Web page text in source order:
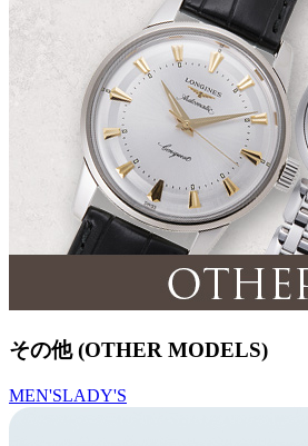
その他 (OTHER MODELS)
MEN'SLADY'S